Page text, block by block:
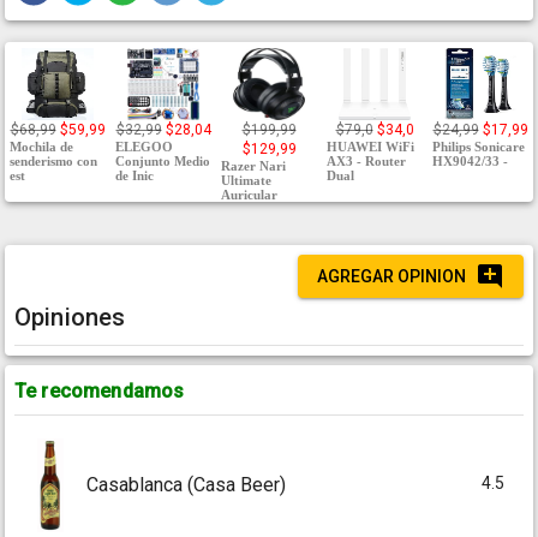
$68,99 $59,99
Mochila de
senderismo con
est
$32,99 $28,04
ELEGOO
Conjunto Medio
de Inic
$199,99
$129,99
Razer Nari
Ultimate
Auricular
$79,0 $34,0
HUAWEI WiFi
AX3 - Router
Dual
$24,99 $17,99
Philips Sonicare
HX9042/33 -
AGREGAR OPINION
Opiniones
Te recomendamos
Casablanca (Casa Beer) 4.5